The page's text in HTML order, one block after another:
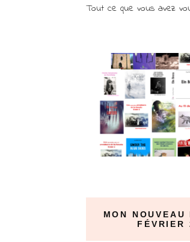
Tout ce que vous avez
MON
FÉVRIER